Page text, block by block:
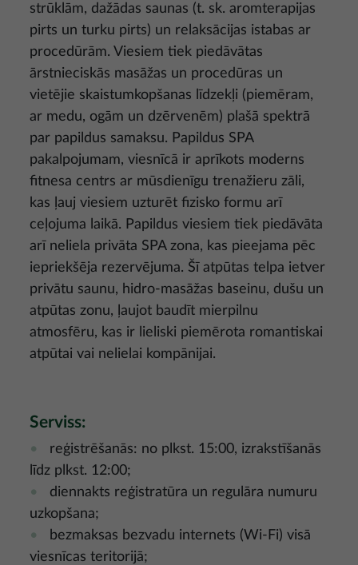
strūklām, dažādas saunas (t. sk. aromterapijas
pirts un turku pirts) un relaksācijas istabas ar
procedūrām. Viesiem tiek piedāvātas
ārstnieciskās masāžas un procedūras un
vietējie skaistumkopšanas līdzekļi (piemēram,
ar medu, ogām un dzērvenēm) plašā spektrā
par papildus samaksu. Papildus SPA
pakalpojumam, viesnīcā ir aprīkots moderns
fitnesa centrs ar mūsdienīgu trenažieru zāli,
kas ļauj viesiem uzturēt fizisko formu arī
ceļojuma laikā. Papildus viesiem tiek piedāvāta
arī neliela privāta SPA zona, kas pieejama pēc
iepriekšēja rezervējuma. Šī atpūtas telpa ietver
privātu saunu, hidro-masāžas baseinu, dušu un
atpūtas zonu, ļaujot baudīt mierpilnu
atmosfēru, kas ir lieliski piemērota romantiskai
atpūtai vai nelielai kompānijai.
Serviss:
reģistrēšanās: no plkst. 15:00, izrakstīšanās
līdz plkst. 12:00;
diennakts reģistratūra un regulāra numuru
uzkopšana;
bezmaksas bezvadu internets (Wi-Fi) visā
viesnīcas teritorijā;